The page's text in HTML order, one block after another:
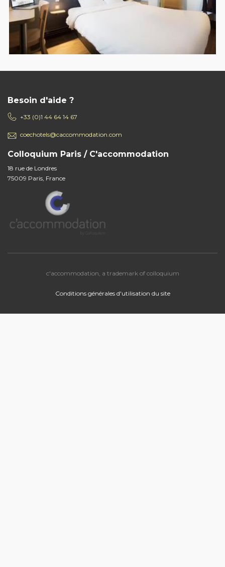
Besoin d'aide ?
+33 (0)1 44 64 14 67
coechotels@caccommodation.com
Colloquium Paris / C'accommodation
18 rue de Londres
75009 Paris, France
c'accommodation, a trademark of colloquium
Conditions générales d'utilisation du site